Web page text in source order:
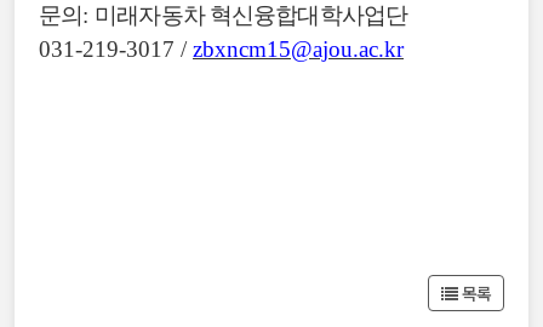
문의 : 미래자동차 혁신융합대학사업단
031-219-3017 /zbxncm15@ajou.ac.kr
목록